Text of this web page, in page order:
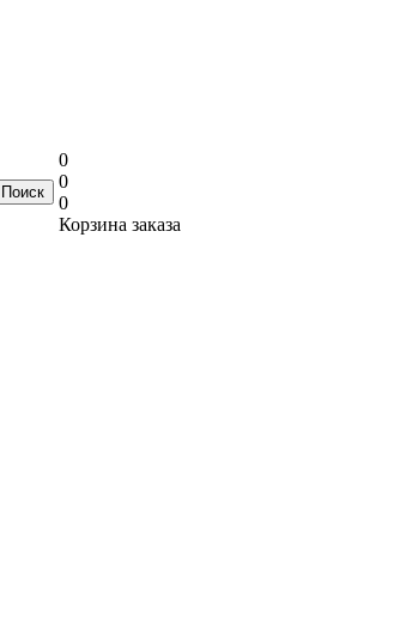
0
0
0
Корзина заказа